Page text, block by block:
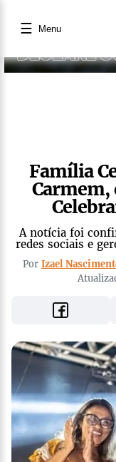
☰ Menu
Família
Carmem,
A notícia foi
redes sociais e
Por Izael